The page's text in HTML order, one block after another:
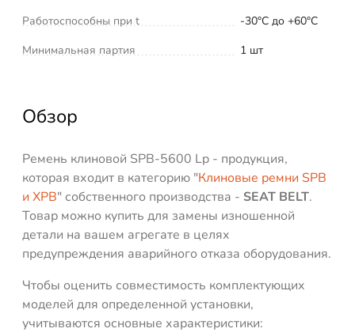
Работоспособны при t
-30°C до +60°C
Минимальная партия
1 шт
Обзор
Ремень клиновой SPB-5600 Lp - продукция,
которая входит в категорию "Клиновые ремни SPB
и XPB" собственного производства - SEAT BELT.
Товар можно купить для замены изношенной
детали на вашем агрегате в целях
предупреждения аварийного отказа оборудования.
Чтобы оценить совместимость комплектующих
моделей для определенной установки,
учитываются основные характеристики: